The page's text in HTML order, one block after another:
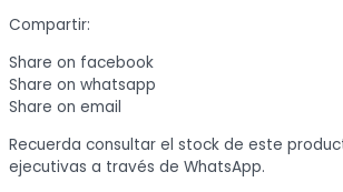
Compartir:
Share on facebook
Share on whatsapp
Share on email
Recuerda consultar el stock de este
ejecutivas a través de WhatsApp.